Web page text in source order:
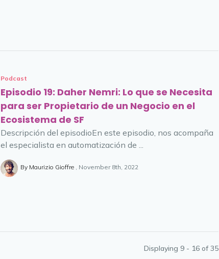
Podcast
Episodio 19: Daher Nemri: Lo que se Necesita
para ser Propietario de un Negocio en el
Ecosistema de SF
Descripción del episodioEn este episodio, nos acompaña
el especialista en automatización de ...
By Maurizio Gioffre November 8th, 2022
Displaying 9 - 16 of35